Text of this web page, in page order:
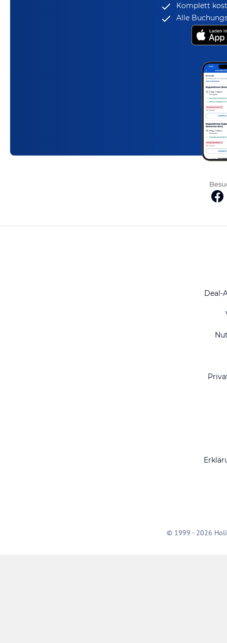
Komplett
Alle
Deal-
© 1999 - 2026